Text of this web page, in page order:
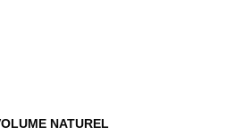
NATUREL